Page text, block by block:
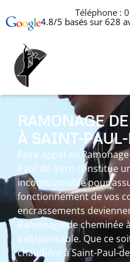
Téléphone :
4.8/5 basés sur 628
RAMONAGE
À SAINT-
Faire appel au
Paul-de-Vern constitue
incontournable pour
fonctionnement de vos
encrassements
Ramonage de cheminée
indispensable. Que ce
chaudière à Saint-Paul-